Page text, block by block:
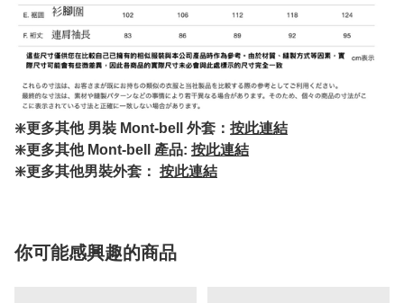
❇️更多其他 男裝 Mont-bell 外套： 按此連結
❇️更多其他 Mont-bell 產品: 按此連結
❇️更多其他男裝外套： 按此連結
你可能感興趣的商品